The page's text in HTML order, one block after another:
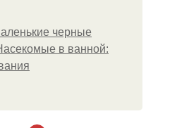
черные
в ванной: